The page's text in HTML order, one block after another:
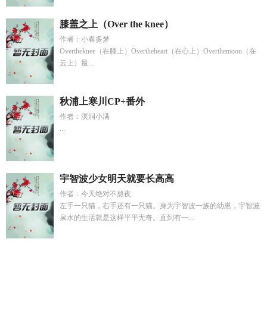
膝盖之上（Over the knee）
作者：小春多梦
Overtheknee（在膝上）Overtheheart（在心上）Overthemoon（在
云上）最...
秋浦上寒川CP+番外
作者：溟洞小满
...
宇智波少女明天就要长高高
作者：今天绝对不熬夜
左手一只猫，右手还有一只猫。身为宇智波一族的幼崽，宇智波
泉水的生活就是这样平平无奇。直到有一...